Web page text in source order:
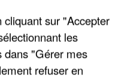
LES REFUGES
cliquant sur "Accepter
les
dans "Gérer mes
refuser en